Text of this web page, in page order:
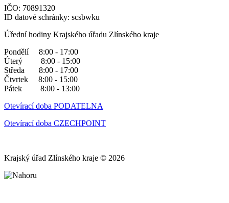
IČO: 70891320
ID datové schránky: scsbwku
Úřední hodiny Krajského úřadu Zlínského kraje
Pondělí 8:00 - 17:00
Úterý 8:00 - 15:00
Středa 8:00 - 17:00
Čtvrtek 8:00 - 15:00
Pátek 8:00 - 13:00
Otevírací doba PODATELNA
Otevírací doba CZECHPOINT
Krajský úřad Zlínského kraje © 2026